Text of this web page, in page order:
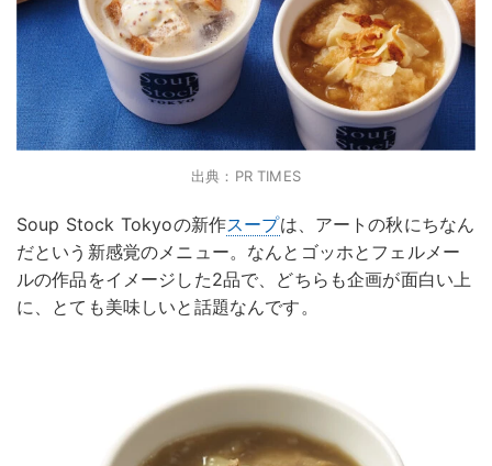
出典：PR TIMES
Soup Stock Tokyoの新作スープは、アートの秋にちなん
だという新感覚のメニュー。なんとゴッホとフェルメー
ルの作品をイメージした2品で、どちらも企画が面白い上
に、とても美味しいと話題なんです。